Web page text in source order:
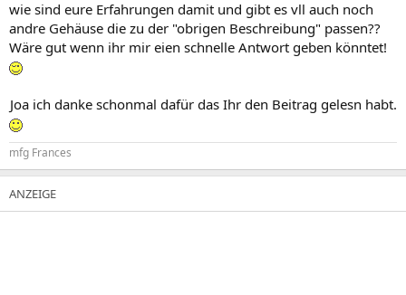
wie sind eure Erfahrungen damit und gibt es vll auch noch
andre Gehäuse die zu der "obrigen Beschreibung" passen??
Wäre gut wenn ihr mir eien schnelle Antwort geben könntet!
Joa ich danke schonmal dafür das Ihr den Beitrag gelesn habt.​
mfg Frances